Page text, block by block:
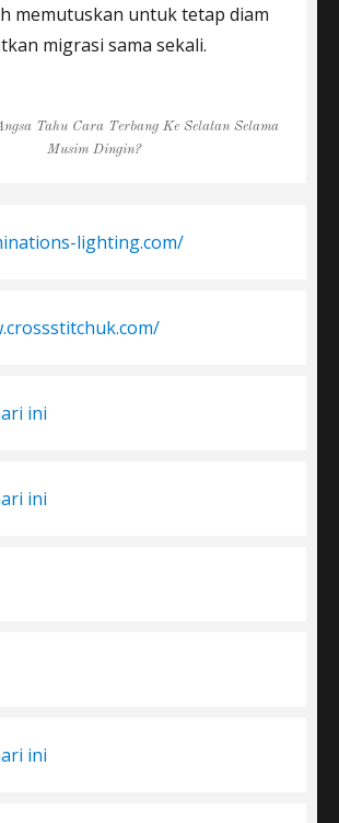
memutuskan untuk tetap diam
migrasi sama sekali.
Tahu Cara Terbang Ke Selatan Selama
Musim Dingin?
lighting.com/
ini
ini
ini